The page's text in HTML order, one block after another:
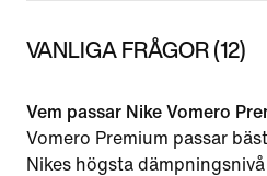
VANLIGA FRÅGOR (12)
Vem passar Nike Vomero
Vomero Premium passar
Nikes högsta